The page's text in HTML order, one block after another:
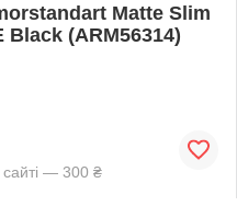
Matte Slim
Black (ARM56314)
— 300 ₴